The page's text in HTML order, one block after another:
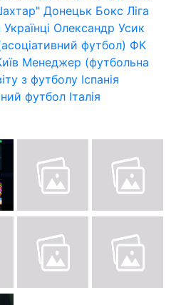
Донецьк Бокс Ліга
Українці Олександр Усик
футбол) ФК
Менеджер (футбольна
з футболу Іспанія
футбол Італія